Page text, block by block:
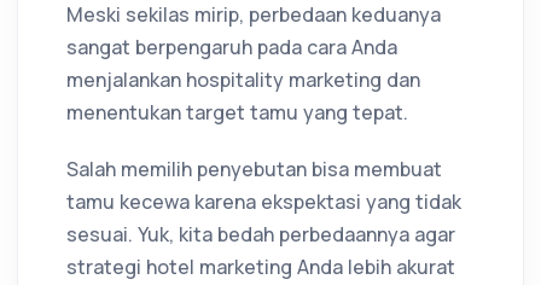
Meski sekilas mirip, perbedaan keduanya
sangat berpengaruh pada cara Anda
menjalankan hospitality marketing dan
menentukan target tamu yang tepat.
Salah memilih penyebutan bisa membuat
tamu kecewa karena ekspektasi yang tidak
sesuai. Yuk, kita bedah perbedaannya agar
strategi hotel marketing Anda lebih akurat